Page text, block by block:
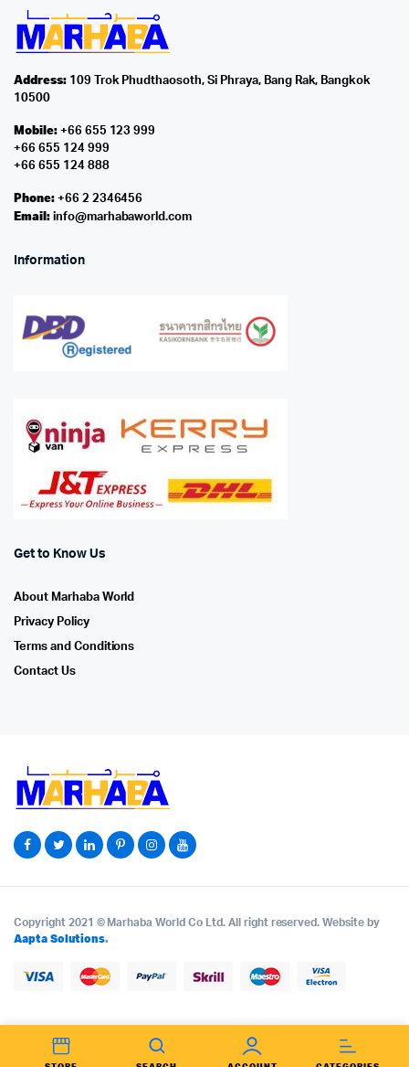
Address:109 Trok Phudthaosoth, Si Phraya, Bang Rak, Bangkok
10500
Mobile:+66 655 123 999
+66 655 124 999
+66 655 124 888
Phone:+66 2 2346456
Email: info@marhabaworld.com
Information
Get to Know Us
About Marhaba World
Privacy Policy
Terms and Conditions
Contact Us
Copyright 2021 © Marhaba World Co Ltd. All right reserved. Website by
Aapta Solutions.